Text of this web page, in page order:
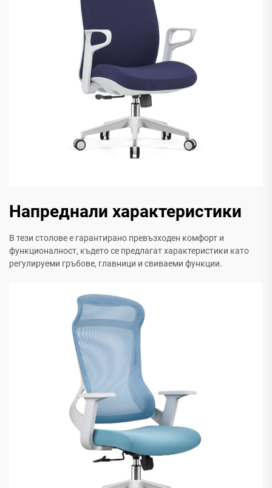
Напреднали характеристики
В тези столове е гарантирано превъзходен комфорт и
функционалност, където се предлагат характеристики като
регулируеми гръбове, главници и свиваеми функции.